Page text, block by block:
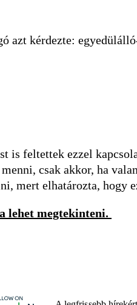
azt kérdezte:
is feltettek ezzel
csak akkor, ha
mert elhatározta, hogy
lehet megtekinteni.